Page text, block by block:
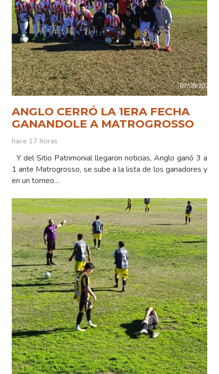
ANGLO CERRÓ LA 1ERA FECHA
GANANDOLE A MATROGROSSO
hace 17 horas
Y del Sitio Patrimonial llegaron noticias, Anglo ganó 3 a
1 ante Matrogrosso, se sube a la lista de los ganadores y
en un torneo…